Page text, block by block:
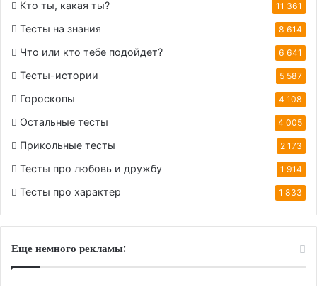
Кто ты, какая ты? 11 361
Тесты на знания 8 614
Что или кто тебе подойдет? 6 641
Тесты-истории 5 587
Гороскопы 4 108
Остальные тесты 4 005
Прикольные тесты 2 173
Тесты про любовь и дружбу 1 914
Тесты про характер 1 833
Еще немного рекламы: